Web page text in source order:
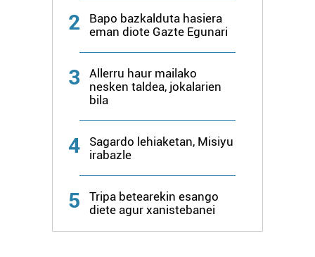
2
Bapo bazkalduta hasiera
eman diote Gazte Egunari
3
Allerru haur mailako
nesken taldea, jokalarien
bila
4
Sagardo lehiaketan, Misiyu
irabazle
5
Tripa betearekin esango
diete agur xanistebanei